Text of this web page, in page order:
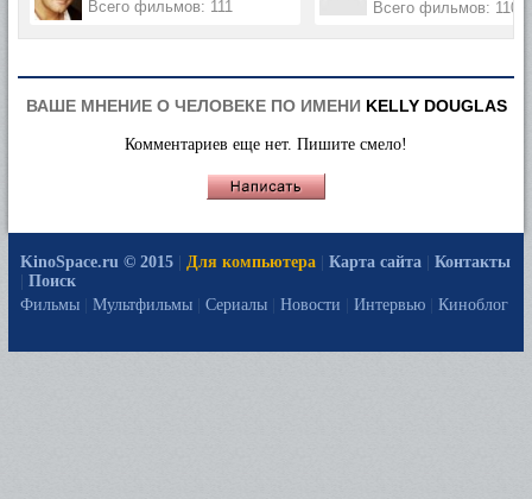
Всего фильмов: 111
Всего фильмов: 110
ВАШЕ МНЕНИЕ О ЧЕЛОВЕКЕ ПО ИМЕНИ KELLY DOUGLAS
Комментариев еще нет. Пишите смело!
KinoSpace.ru © 2015 Для компьютера Карта сайта
Контакты
Поиск
Фильмы
Мультфильмы Сериалы Новости Интервью Киноблог